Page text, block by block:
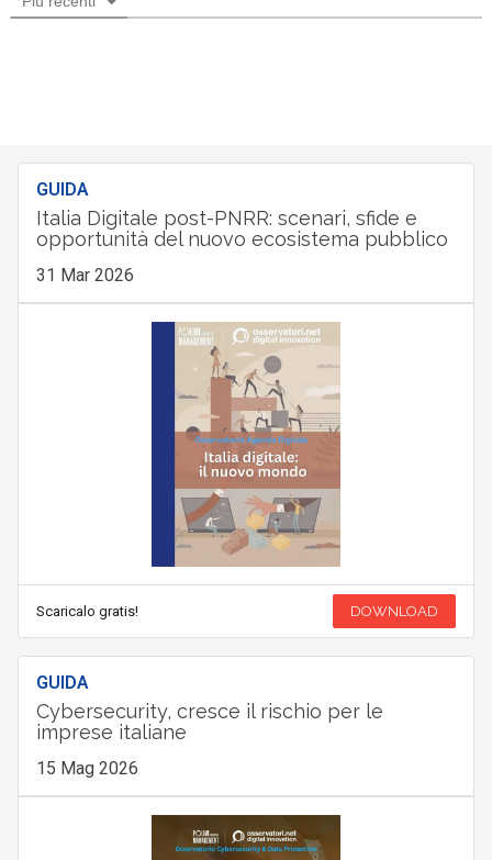
GUIDA
Italia Digitale post-PNRR: scenari, sfide e
opportunità del nuovo ecosistema pubblico
31 Mar 2026
Scaricalo gratis! DOWNLOAD
GUIDA
Cybersecurity, cresce il rischio per le
imprese italiane
15 Mag 2026